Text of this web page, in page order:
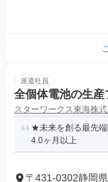
派遣社員
全個体電池の生産
スターワークス東海株
★未来を創る最先
4.0ヶ月以上
〒431-0302静岡